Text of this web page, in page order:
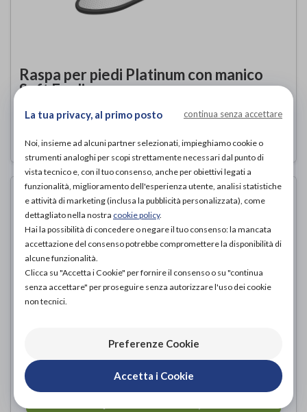
Raspa per piedi Platinum con manico
Soft Feeling
TAGLIAUNGHIE PIEDI
di
La tua privacy, al primo posto continua senza accettare
Noi, insieme ad alcuni partner selezionati, impieghiamo cookie o
strumenti analoghi per scopi strettamente necessari dal punto di
vista tecnico e, con il tuo consenso, anche per obiettivi legati a
funzionalità, miglioramento dell'esperienza utente, analisi statistiche
e attività di marketing (inclusa la pubblicità personalizzata), come
dettagliato nella nostra cookie policy.
Hai la possibilità di concedere o negare il tuo consenso: la mancata
accettazione del consenso potrebbe compromettere la disponibilità di
alcune funzionalità.
Clicca su "Accetta i Cookie" per fornire il consenso o su "continua
senza accettare" per proseguire senza autorizzare l'uso dei cookie
non tecnici.
Preferenze Cookie
Accetta i Cookie